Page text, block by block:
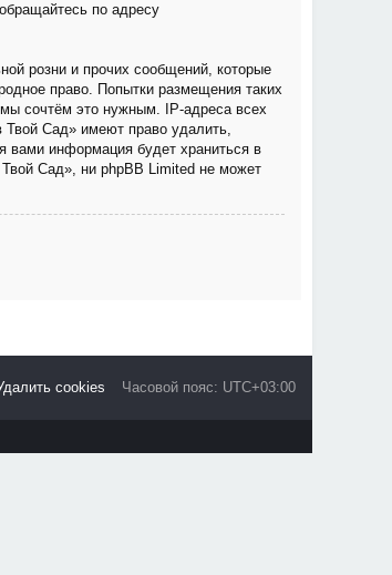
по адресу
розни и прочих сообщений, которые
право. Попытки размещения таких
сочтём это нужным. IP-адреса всех
Сад» имеют право удалить,
вами информация будет храниться в
Сад», ни phpBB Limited не может
Часовой пояс: UTC+03:00
cookies